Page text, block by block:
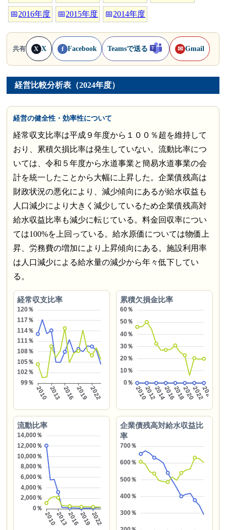
📅2016年度 📅2015年度 📅2014年度
共有 X X f Facebook Teamsで送る ✉ Gmail
経営比較分析表（2024年度）
経営の健全性・効率性について
経常収支比率は平成９年度から１００％超を維持して
おり、累積欠損比率は発生していない。流動比率につ
いては、令和５年度から水道事業と簡易水道事業の会
計を統一したことから大幅に上昇した。企業債残高は
財政状況の悪化により、減少傾向にあるが給水収益も
人口減少により大きく減少しているため企業債残高対
給水収益比率も減少に転じている。料金回収率につい
ては100%を上回っている。給水原価については物価上
昇、労務費の増加により上昇傾向にある。施設利用率
は人口減少による給水量の減少から年々低下してい
る。
経常収支比率 累積欠損金比率
流動比率
企業債残高対給水収益比
率